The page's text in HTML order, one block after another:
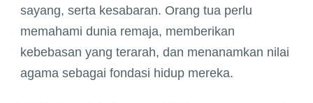
sayang, serta kesabaran. Orang tua perlu
memahami dunia remaja, memberikan
kebebasan yang terarah, dan menanamkan nilai
agama sebagai fondasi hidup mereka.